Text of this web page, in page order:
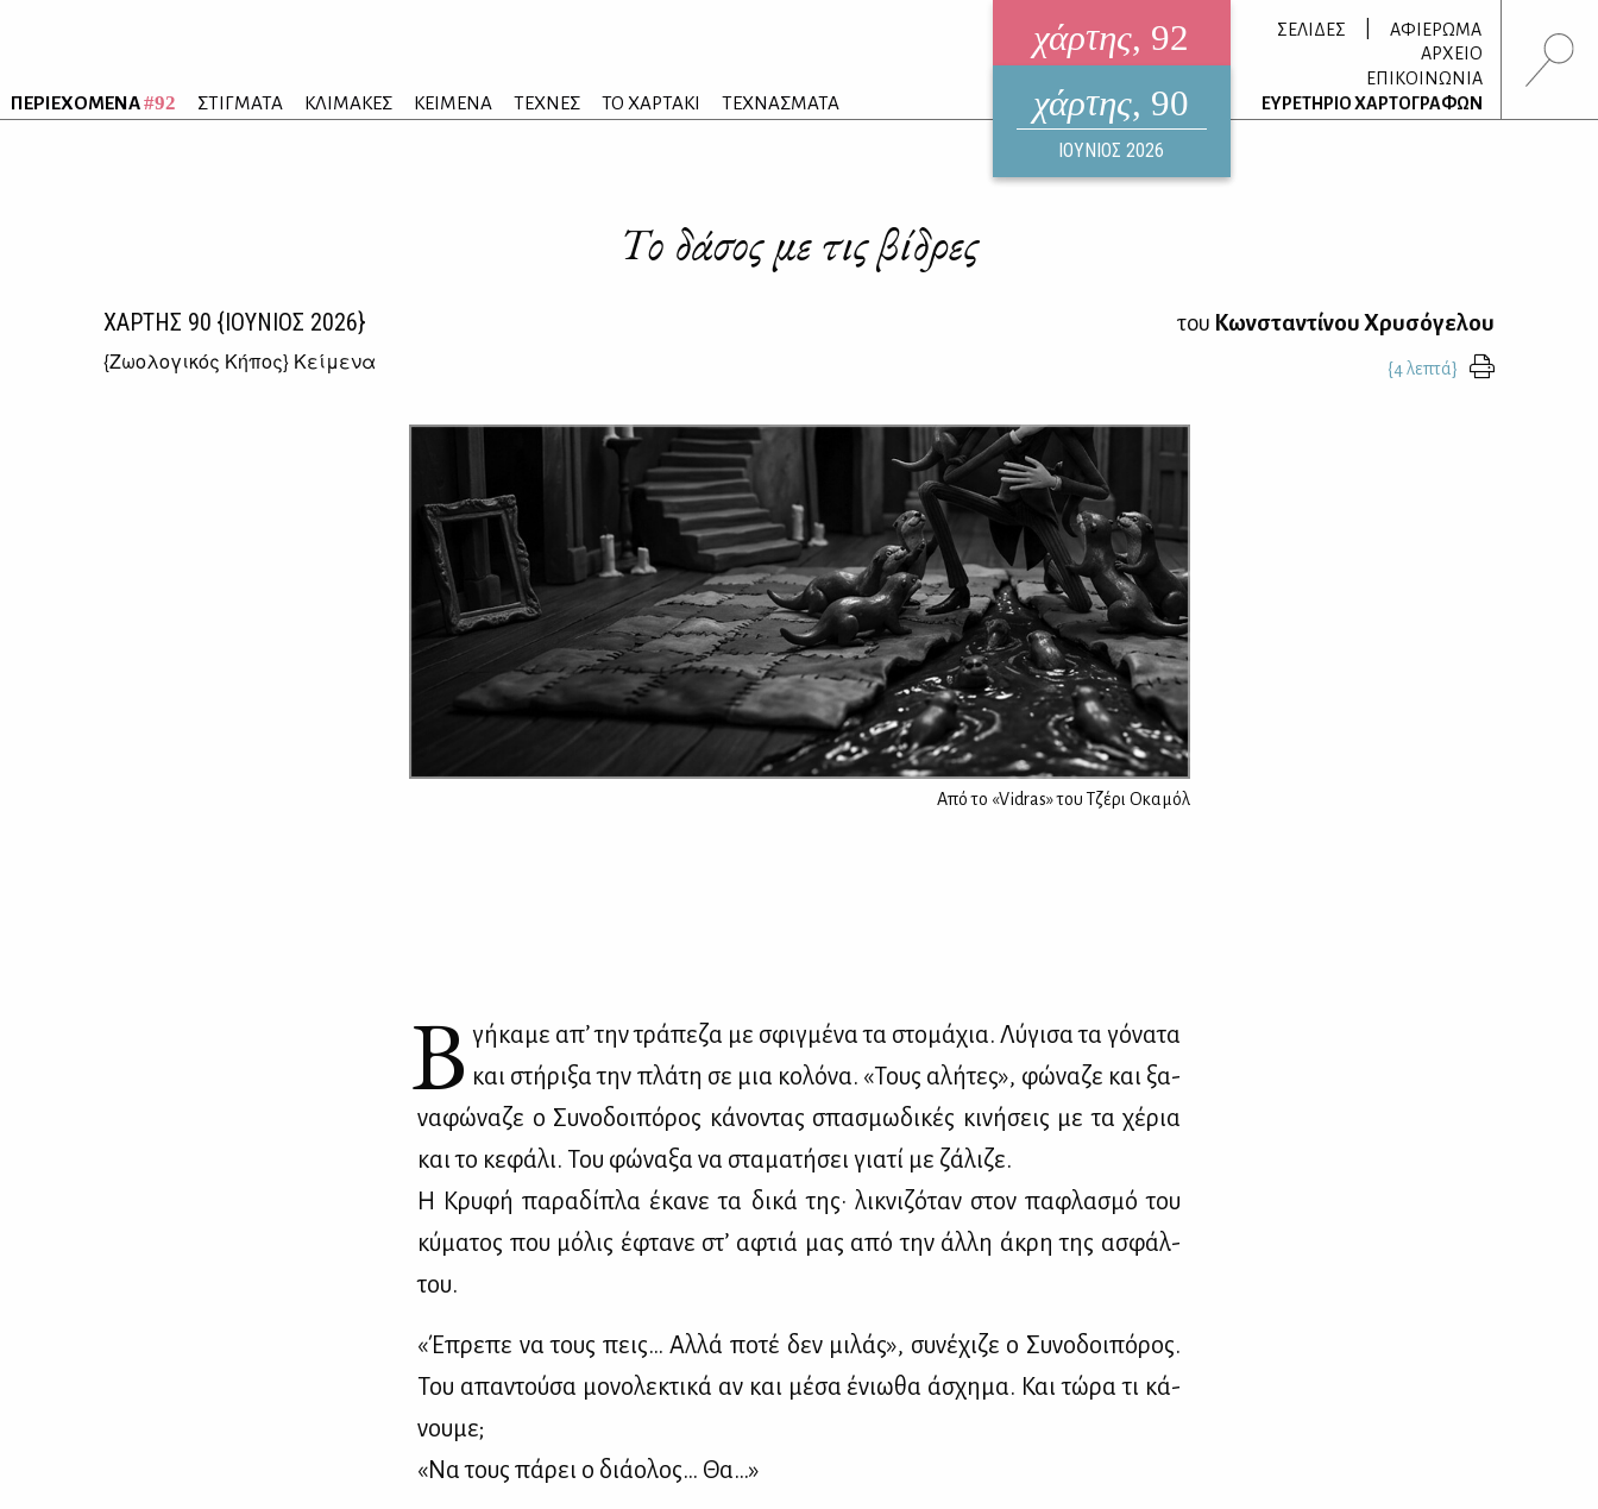
ΠΕΡΙΕΧΟΜΕΝΑ#92 ΣΤΙΓΜΑΤΑ ΚΛΙΜΑΚΕΣ ΚΕΙΜΕΝΑ ΤΕΧΝΕΣ ΤΟ ΧΑΡΤΑΚΙ ΤΕΧΝΑΣΜΑΤΑ
χάρτης, 92
ηλεκτρονικό περιοδικό
ΑΥΓΟΥΣΤΟΣ 2026
χάρτης, 90
ΙΟΥΝΙΟΣ 2026
ΣΕΛΙΔΕΣ
ΑΦΙΕΡΩΜΑ
ΑΡΧΕΙΟ
ΕΠΙΚΟΙΝΩΝΙΑ
ΕΥΡΕΤΗΡΙΟ ΧΑΡΤΟΓΡΑΦΩΝ
Το δάσος με τις βίδρες
ΧΑΡΤΗΣ 90 {ΙΟΥΝΙΟΣ 2026}
{Ζωολογικός Κήπος} Κείμενα
του Κωνσταντίνου Χρυσόγελου
{4 λεπτά}
Από το «Vidras» του Τζέρι Οκαμόλ
Β γή­κα­με απ’ την τρά­πε­ζα με σφιγ­μέ­να τα στο­μά­χια. Λύ­γι­σα τα γό­να­τα
και στή­ρι­ξα την πλά­τη σε μια κο­λό­να. «Τους αλή­τες», φώ­να­ζε και ξα­
να­φώ­να­ζε ο Συ­νο­δοι­πό­ρος κά­νο­ντας σπα­σμω­δι­κές κι­νή­σεις με τα χέ­ρια
και το κε­φά­λι. Του φώ­να­ξα να στα­μα­τή­σει για­τί με ζά­λι­ζε.
Η Κρυ­φή πα­ρα­δί­πλα έκα­νε τα δι­κά της· λι­κνι­ζό­ταν στον πα­φλα­σμό του
κύ­μα­τος που μό­λις έφτα­νε στ’ αφτιά μας από την άλ­λη άκρη της ασφάλ­
του.
«Έπρε­πε να τους πεις… Αλ­λά πο­τέ δεν μι­λάς», συ­νέ­χι­ζε ο Συ­νο­δοι­πό­ρος.
Του απα­ντού­σα μο­νο­λε­κτι­κά αν και μέ­σα ένιω­θα άσχη­μα. Και τώ­ρα τι κά­
νου­με;
«Να τους πά­ρει ο διά­ο­λος… Θα…»